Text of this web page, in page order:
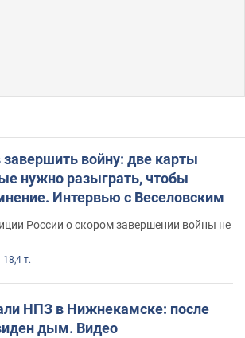
завершить войну: две карты
нужно разыграть, чтобы
Интервью с Веселовским
России о скором завершении войны не
18,4 т.
НПЗ в Нижнекамске: после
дым. Видео